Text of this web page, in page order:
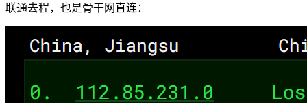
联通去程，也是骨干网直连：